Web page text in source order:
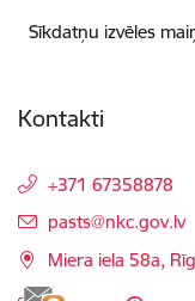
Sīkdatņu izvēles
Kontakti
+371 67358878
E-pasts:
pasts@nkc.gov.lv
Miera iela 58a,